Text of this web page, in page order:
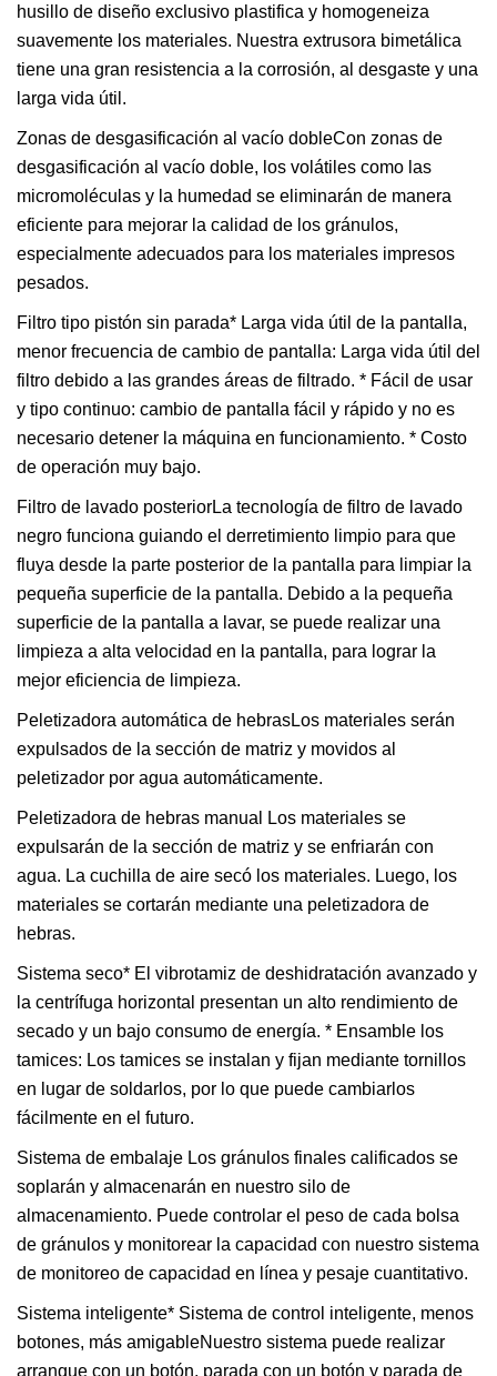
husillo de diseño exclusivo plastifica y homogeneiza
suavemente los materiales. Nuestra extrusora bimetálica
tiene una gran resistencia a la corrosión, al desgaste y una
larga vida útil.
Zonas de desgasificación al vacío dobleCon zonas de
desgasificación al vacío doble, los volátiles como las
micromoléculas y la humedad se eliminarán de manera
eficiente para mejorar la calidad de los gránulos,
especialmente adecuados para los materiales impresos
pesados.
Filtro tipo pistón sin parada* Larga vida útil de la pantalla,
menor frecuencia de cambio de pantalla: Larga vida útil del
filtro debido a las grandes áreas de filtrado. * Fácil de usar
y tipo continuo: cambio de pantalla fácil y rápido y no es
necesario detener la máquina en funcionamiento. * Costo
de operación muy bajo.
Filtro de lavado posteriorLa tecnología de filtro de lavado
negro funciona guiando el derretimiento limpio para que
fluya desde la parte posterior de la pantalla para limpiar la
pequeña superficie de la pantalla. Debido a la pequeña
superficie de la pantalla a lavar, se puede realizar una
limpieza a alta velocidad en la pantalla, para lograr la
mejor eficiencia de limpieza.
Peletizadora automática de hebrasLos materiales serán
expulsados ​​de la sección de matriz y movidos al
peletizador por agua automáticamente.
Peletizadora de hebras manual Los materiales se
expulsarán de la sección de matriz y se enfriarán con
agua. La cuchilla de aire secó los materiales. Luego, los
materiales se cortarán mediante una peletizadora de
hebras.
Sistema seco* El vibrotamiz de deshidratación avanzado y
la centrífuga horizontal presentan un alto rendimiento de
secado y un bajo consumo de energía. * Ensamble los
tamices: Los tamices se instalan y fijan mediante tornillos
en lugar de soldarlos, por lo que puede cambiarlos
fácilmente en el futuro.
Sistema de embalaje Los gránulos finales calificados se
soplarán y almacenarán en nuestro silo de
almacenamiento. Puede controlar el peso de cada bolsa
de gránulos y monitorear la capacidad con nuestro sistema
de monitoreo de capacidad en línea y pesaje cuantitativo.
Sistema inteligente* Sistema de control inteligente, menos
botones, más amigableNuestro sistema puede realizar
arranque con un botón, parada con un botón y parada de